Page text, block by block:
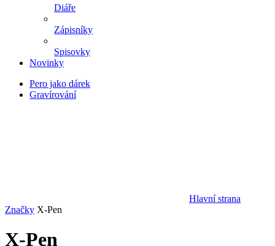
Diáře
Zápisníky
Spisovky
Novinky
Pero jako dárek
Gravírování
Hlavní strana
Značky X-Pen
X-Pen